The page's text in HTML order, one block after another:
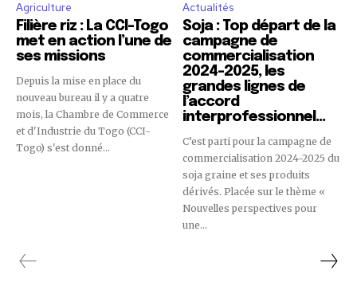
Agriculture
Filière riz : La CCI-Togo
met en action l’une de
ses missions
Depuis la mise en place du
nouveau bureau il y a quatre
mois, la Chambre de Commerce
et d'Industrie du Togo (CCI-
Togo) s'est donné...
Actualités
Soja : Top départ de la
campagne de
commercialisation
2024-2025, les
grandes lignes de
l’accord
interprofessionnel…
C’est parti pour la campagne de
commercialisation 2024-2025 du
soja graine et ses produits
dérivés. Placée sur le thème «
Nouvelles perspectives pour
une...